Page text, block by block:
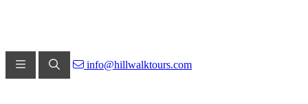
info@hillwalktours.com